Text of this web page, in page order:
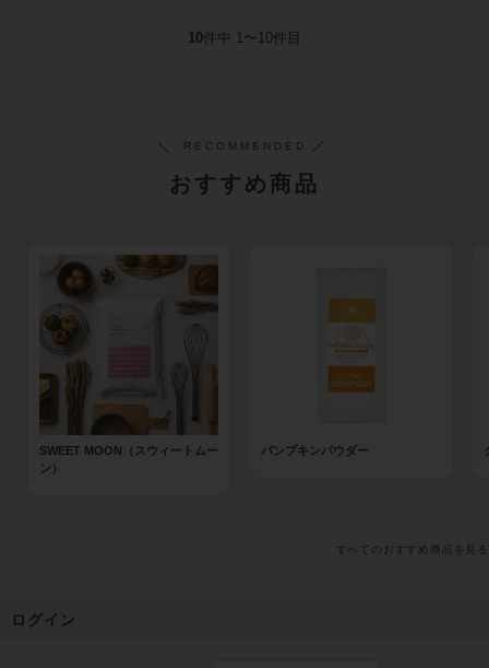
10件中 1〜10件目
おすすめ商品
SWEET MOON（スウィートムー
ン）
パンプキンパウダー
すべてのおすすめ商品を見る
ログイン